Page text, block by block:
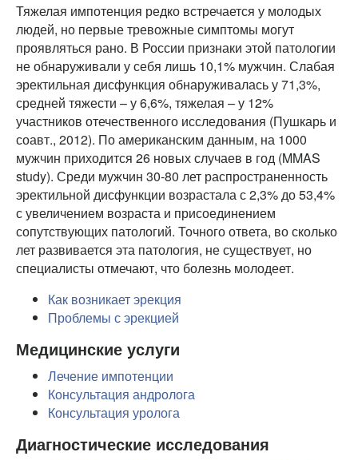
Тяжелая импотенция редко встречается у молодых
людей, но первые тревожные симптомы могут
проявляться рано. В России признаки этой патологии
не обнаруживали у себя лишь 10,1% мужчин. Слабая
эректильная дисфункция обнаруживалась у 71,3%,
средней тяжести – у 6,6%, тяжелая – у 12%
участников отечественного исследования (Пушкарь и
соавт., 2012). По американским данным, на 1000
мужчин приходится 26 новых случаев в год (MMAS
study). Среди мужчин 30-80 лет распространенность
эректильной дисфункции возрастала с 2,3% до 53,4%
с увеличением возраста и присоединением
сопутствующих патологий. Точного ответа, во сколько
лет развивается эта патология, не существует, но
специалисты отмечают, что болезнь молодеет.
Как возникает эрекция
Проблемы с эрекцией
Медицинские услуги
Лечение импотенции
Консультация андролога
Консультация уролога
Диагностические исследования